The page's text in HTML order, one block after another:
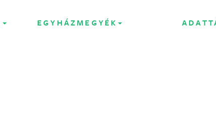
EGYHÁZMEGYÉK